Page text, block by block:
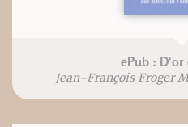
ePub : D'or
Jean-François Froger